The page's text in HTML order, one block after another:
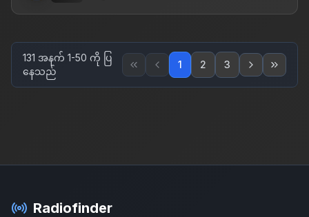
131 အနက် 1-50 ကို ပြ
နေသည်
1 2 3
Radiofinder